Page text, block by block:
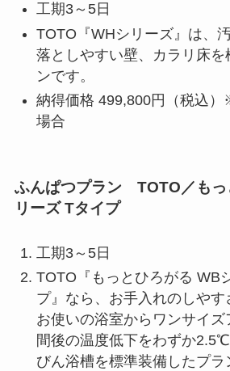
工期3～5日
TOTO『WHシリーズ』は、
落としやすい壁、カラリ床を
ンです。
納得価格 499,800円（税込
場合
ふんぱつプラン TOTO／もっ
リーズ Tタイプ
工期3～5日
TOTO『もっとひろがる WB
プ』なら、お手入れのしや
お使いの浴室からワンサイ
間後の温度低下をわずか
びん浴槽を標準装備したプラ